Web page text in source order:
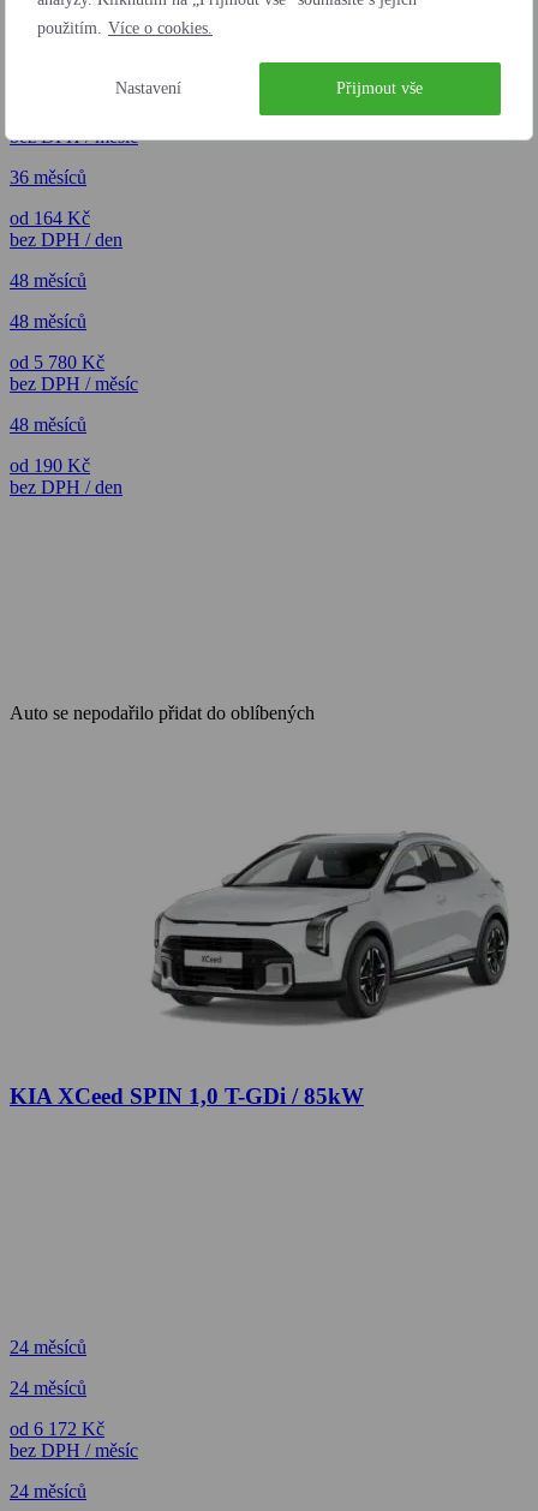
použitím. Více o cookies.
Nastavení Přijmout vše
36 měsíců
bez DPH / měsíc
36 měsíců
od 164 Kč
bez DPH / den
48 měsíců
48 měsíců
od 5 780 Kč
bez DPH / měsíc
48 měsíců
od 190 Kč
bez DPH / den
Auto se nepodařilo přidat do oblíbených
KIA XCeed SPIN 1,0 T-GDi / 85kW
24 měsíců
24 měsíců
od 6 172 Kč
bez DPH / měsíc
24 měsíců